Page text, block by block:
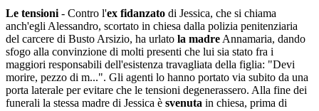
Le tensioni - Contro l'ex fidanzato di Jessica, che si chiama
anch'egli Alessandro, scortato in chiesa dalla polizia penitenziaria
del carcere di Busto Arsizio, ha urlato la madre Annamaria, dando
sfogo alla convinzione di molti presenti che lui sia stato fra i
maggiori responsabili dell'esistenza travagliata della figlia: "Devi
morire, pezzo di m...". Gli agenti lo hanno portato via subito da una
porta laterale per evitare che le tensioni degenerassero. Alla fine dei
funerali la stessa madre di Jessica è svenuta in chiesa, prima di